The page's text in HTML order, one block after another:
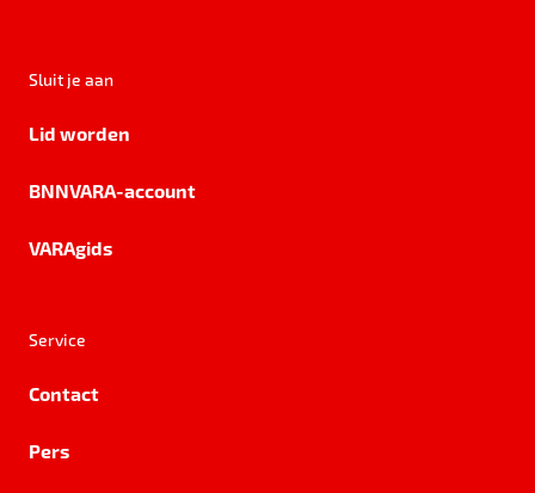
Sluit je aan
Lid worden
BNNVARA-account
VARAgids
Service
Contact
Pers